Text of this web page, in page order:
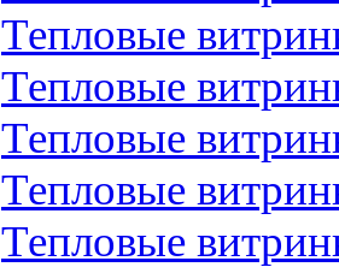
Тепловые
Тепловые
Тепловые
Тепловые
Тепловые